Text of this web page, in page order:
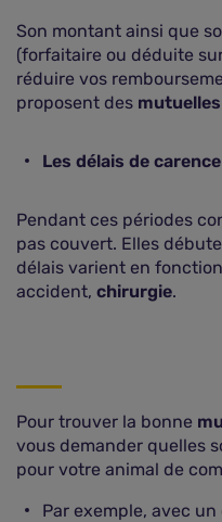
Son montant ainsi que
(forfaitaire ou déduite
réduire vos
proposent des
Les délais de carence
Pendant ces périodes
pas couvert. Elles
délais varient en
accident, chirurgie.
Pour trouver la bonne
vous demander quelles
pour votre animal de
Par exemple, avec un